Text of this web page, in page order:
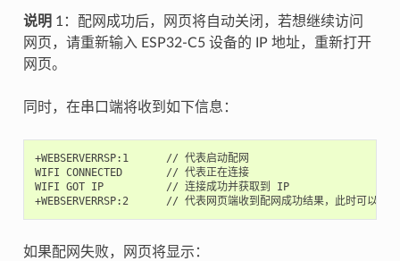
说明 1：配网成功后，网页将自动关闭，若想继续访问
网页，请重新输入 ESP32-C5 设备的 IP 地址，重新打开
网页。
同时，在串口端将收到如下信息：
+WEBSERVERRSP:1      // 代表启动配网
WIFI CONNECTED       // 代表正在连接
WIFI GOT IP          // 连接成功并获取到 IP
如果配网失败，网页将显示：